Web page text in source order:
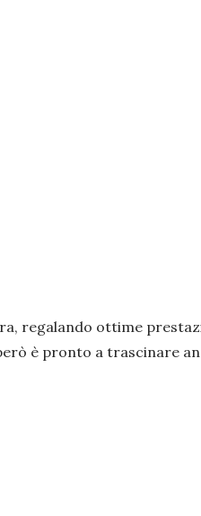
regalando ottime
è pronto a trascinare